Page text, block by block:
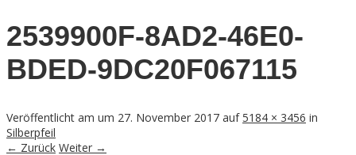
2539900F-8AD2-46E0-
BDED-9DC20F067115
Veröffentlicht am um 27. November 2017 auf5184 × 3456 in
Silberpfeil
← Zurück Weiter →